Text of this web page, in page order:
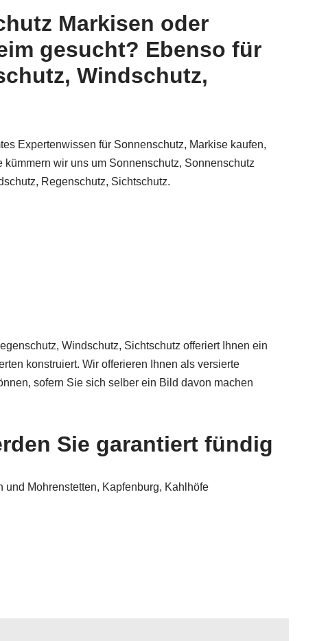
Markisen oder
gesucht? Ebenso für
Windschutz,
Expertenwissen für Sonnenschutz, Markise kaufen,
wir uns um Sonnenschutz, Sonnenschutz
Regenschutz, Sichtschutz.
Windschutz, Sichtschutz offeriert Ihnen ein
konstruiert. Wir offerieren Ihnen als versierte
sofern Sie sich selber ein Bild davon machen
Sie garantiert fündig
Mohrenstetten, Kapfenburg, Kahlhöfe